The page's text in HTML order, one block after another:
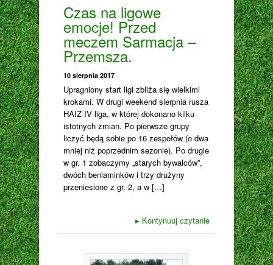
Czas na ligowe
emocje! Przed
meczem Sarmacja –
Przemsza.
10 sierpnia 2017
Upragniony start ligi zbliża się wielkimi
krokami. W drugi weekend sierpnia rusza
HAIZ IV liga, w której dokonano kilku
istotnych zmian. Po pierwsze grupy
liczyć będą sobie po 16 zespołów (o dwa
mniej niż poprzednim sezonie). Po drugie
w gr. 1 zobaczymy „starych bywalców”,
dwóch beniaminków i trzy drużyny
przeniesione z gr. 2, a w […]
▸ Kontynuuj czytanie